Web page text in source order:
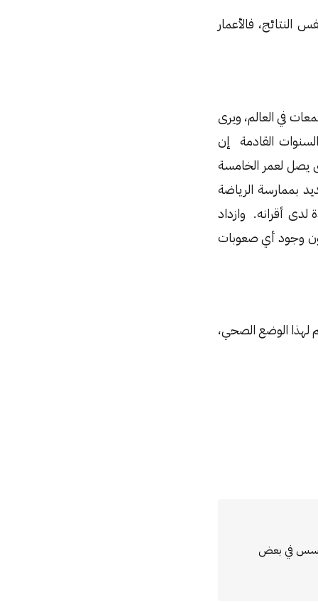
فالأعمار
في العالم، ويرى
القادمة إن
يصل لعمر الخامسة
بممارسة الرياضة
لدى أقرانه. وازداد
وجود أي صعوبات
لهذا الوضع الصحي،
في بعض